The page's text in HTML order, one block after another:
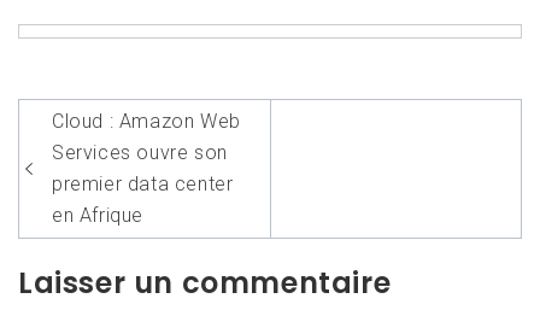
Navigation
de
l’article
Cloud : Amazon Web
Services ouvre son
premier data center
en Afrique
Laisser un commentaire